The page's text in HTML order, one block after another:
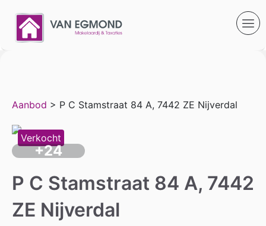
Aanbod > P C Stamstraat 84 A, 7442 ZE Nijverdal
Verkocht
+24
P C Stamstraat 84 A, 7442
ZE Nijverdal